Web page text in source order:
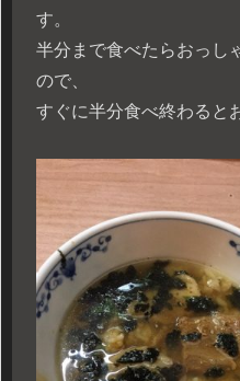
す。
半分まで食べたらおっし
ので、
すぐに半分食べ終わると